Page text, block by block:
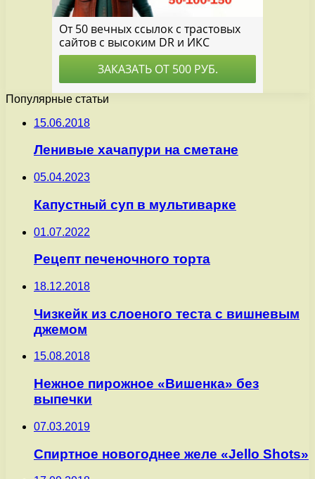
Популярные статьи
15.06.2018
Ленивые хачапури на сметане
05.04.2023
Капустный суп в мультиварке
01.07.2022
Рецепт печеночного торта
18.12.2018
Чизкейк из слоеного теста с вишневым
джемом
15.08.2018
Нежное пирожное «Вишенка» без
выпечки
07.03.2019
Спиртное новогоднее желе «Jello Shots»